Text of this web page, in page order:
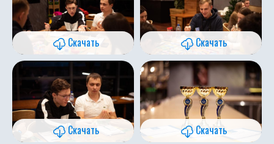
Скачать Скачать
Скачать Скачать